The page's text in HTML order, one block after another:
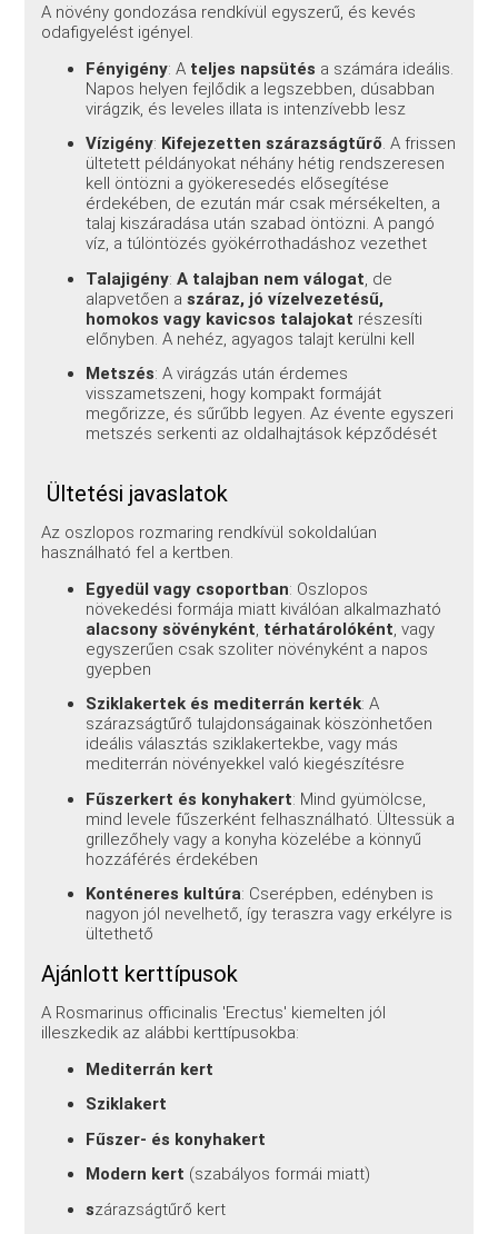
A növény gondozása rendkívül egyszerű, és kevés
odafigyelést igényel.
Fényigény: A teljes napsütés a számára ideális.
Napos helyen fejlődik a legszebben, dúsabban
virágzik, és leveles illata is intenzívebb lesz
Vízigény: Kifejezetten szárazságtűrő. A frissen
ültetett példányokat néhány hétig rendszeresen
kell öntözni a gyökeresedés elősegítése
érdekében, de ezután már csak mérsékelten, a
talaj kiszáradása után szabad öntözni. A pangó
víz, a túlöntözés gyökérrothadáshoz vezethet
Talajigény:A talajban nem válogat, de
alapvetően aszáraz, jó vízelvezetésű,
homokos vagy kavicsos talajokat részesíti
előnyben. A nehéz, agyagos talajt kerülni kell
Metszés: A virágzás után érdemes
visszametszeni, hogy kompakt formáját
megőrizze, és sűrűbb legyen. Az évente egyszeri
metszés serkenti az oldalhajtások képződését
Ültetési javaslatok
Az oszlopos rozmaring rendkívül sokoldalúan
használható fel a kertben.
Egyedül vagy csoportban: Oszlopos
növekedési formája miatt kiválóan alkalmazható
alacsony sövényként, térhatárolóként, vagy
egyszerűen csak szoliter növényként a napos
gyepben
Sziklakertek és mediterrán kerték: A
szárazságtűrő tulajdonságainak köszönhetően
ideális választás sziklakertekbe, vagy más
mediterrán növényekkel való kiegészítésre
Fűszerkert és konyhakert: Mind gyümölcse,
mind levele fűszerként felhasználható. Ültessük a
grillezőhely vagy a konyha közelébe a könnyű
hozzáférés érdekében
Konténeres kultúra: Cserépben, edényben is
nagyon jól nevelhető, így teraszra vagy erkélyre is
ültethető
Ajánlott kerttípusok
A Rosmarinus officinalis 'Erectus' kiemelten jól
illeszkedik az alábbi kerttípusokba:
Mediterrán kert
Sziklakert
Fűszer- és konyhakert
Modern kert (szabályos formái miatt)
szárazságtűrő kert